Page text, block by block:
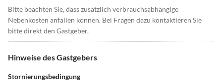
Bitte beachten Sie, dass zusätzlich verbrauchsabhängige
Nebenkosten anfallen können. Bei Fragen dazu kontaktieren Sie
bitte direkt den Gastgeber.
Hinweise des Gastgebers
Stornierungsbedingung